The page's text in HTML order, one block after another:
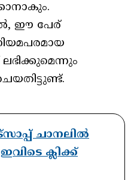
ഈ പേര്
ചാനലിൽ
ക്ലിക്ക്